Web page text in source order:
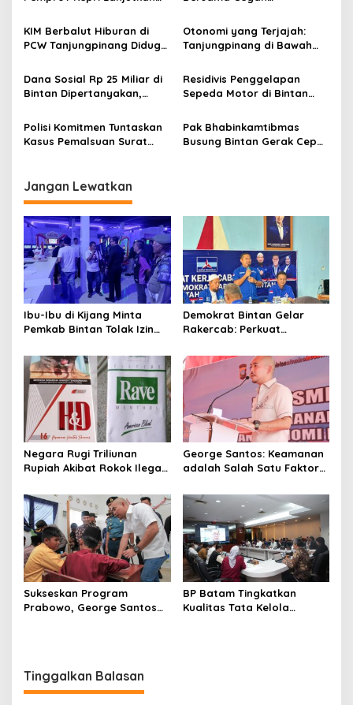
o
di Kampung Purwodadi
Tanjungpinang
KIM Berbalut Hiburan di
PCW Tanjungpinang Diduga
Terselubung
Otonomi yang Terjajah:
Tanjungpinang di Bawah
dan Pemprov Kepri
Dana Sosial Rp 25 Miliar di
Bintan Dipertanyakan,
Pilkada 2024
Residivis Penggelapan
Sepeda Motor di Bintan
Rental Kendaraan
Polisi Komitmen Tuntaskan
Kasus Pemalsuan Surat
Pak Bhabinkamtibmas
Busung Bintan Gerak Cepat
Jangan Lewatkan
Ibu-Ibu di Kijang Minta
Pemkab Bintan Tolak Izin
Demokrat Bintan Gelar
Rakercab: Perkuat
Restrukturisasi Organisasi
Negara Rugi Triliunan
Rupiah Akibat Rokok Ilegal
Diminta Bertindak
George Santos: Keamanan
adalah Salah Satu Faktor
Investasi
Sukseskan Program
Prabowo, George Santos
BP Batam Tingkatkan
Kualitas Tata Kelola
Tinggalkan Balasan